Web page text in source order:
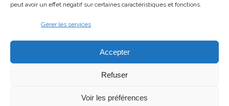
peut avoir un effet négatif sur certaines caractéristiques et fonctions.
Gérer les services
Accepter
Refuser
Voir les préférences
Création du site
Agence de conseil
100% dédiée aux vétérinaires